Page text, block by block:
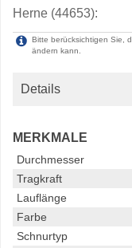
Herne (44653):
Bitte berücksichtigen Sie,
ändern kann.
Details
MERKMALE
Durchmesser
Tragkraft
Lauflänge
Farbe
Schnurtyp